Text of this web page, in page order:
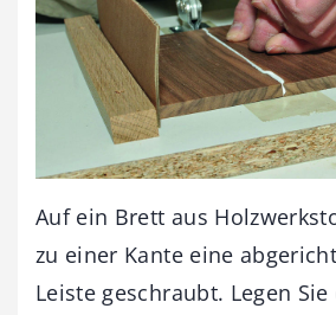
Auf ein Brett aus
zu einer Kante eine
Leiste geschraubt. Legen